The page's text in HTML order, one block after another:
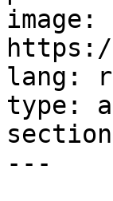
image:
lang:
type:
---